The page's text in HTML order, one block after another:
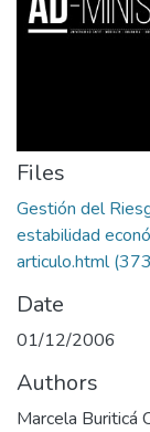
Files
Gestión del
estabilidad
articulo.html
Date
01/12/2006
Authors
Marcela Buriticá